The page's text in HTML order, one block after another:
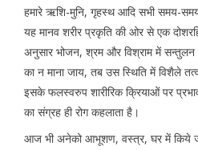
हमारे ऋशि-मुनि, गृहस्थ आदि सभी समय-
यह मानव शरीर प्रकृति की ओर से एक
अनुसार भोजन, श्रम और विश्राम में सन्तुलन
का न माना जाय, तब उस स्थिति में विशैले
इसके फलस्वरुप शारीरिक क्रियाओं पर
का संग्रह ही रोग कहलाता है।
आज भी अनेको आभूशण, वस्त्र, घर में किये